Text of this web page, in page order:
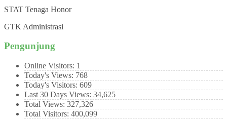
STAT Tenaga Honor
GTK Administrasi
Pengunjung
Online Visitors: 1
Today's Views: 768
Today's Visitors: 609
Last 30 Days Views: 34,625
Total Views: 327,326
Total Visitors: 400,099